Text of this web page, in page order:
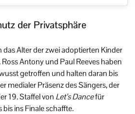
der Privatsphäre
Alter der zwei adoptierten Kinder
Antony und Paul Reeves haben
getroffen und halten daran bis
medialer Präsenz des Sängers, der
19. Staffel von Let’s Dancefür
ins Finale schaffte.